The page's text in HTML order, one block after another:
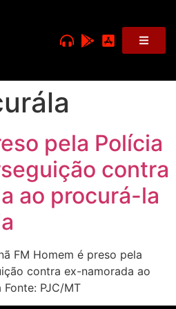
pela Polícia
contra
ao procurá-la
FM Homem é preso pela
contra ex-namorada ao
PJC/MT